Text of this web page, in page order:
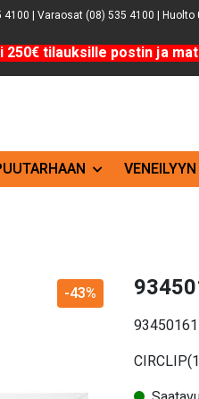
| Varaosat (08) 535 4100 | Huolto
250€ tilauksille postin ja
VENEILYYN
-43%